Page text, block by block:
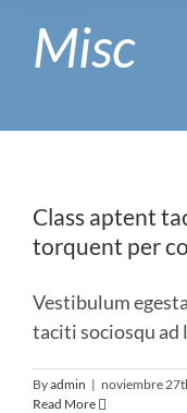
Misc
Class aptent
torquent per
Vestibulum
taciti sociosqu ad
Byadmin | noviembre
Read More